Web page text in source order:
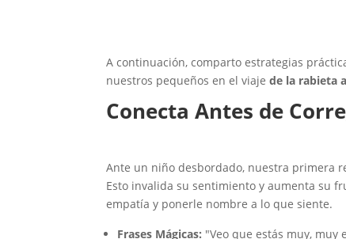
A continuación, comparto estrategias
nuestros pequeños en el viajede la rabieta
Conecta Antes de
Ante un niño desbordado, nuestra primera
Esto invalida su sentimiento y aumenta su
empatía y ponerle nombre a lo que siente.
Frases Mágicas: "Veo que estás muy,